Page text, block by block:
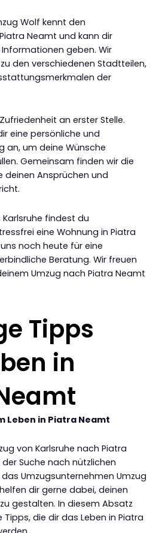
Wolf kennt den
Neamt und kann dir
geben. Wir
den verschiedenen Stadtteilen,
der
an erster Stelle.
eine persönliche und
an, um deine Wünsche
Gemeinsam finden wir die
deinen Ansprüchen und
findest du
eine Wohnung in Piatra
noch heute für eine
Beratung. Wir freuen
Umzug nach Piatra Neamt
Tipps
in
Leben in Piatra Neamt
von Karlsruhe nach Piatra
Suche nach nützlichen
Umzugsunternehmen Umzug
dir gerne dabei, deinen
gestalten. In diesem Absatz
die dir das Leben in Piatra